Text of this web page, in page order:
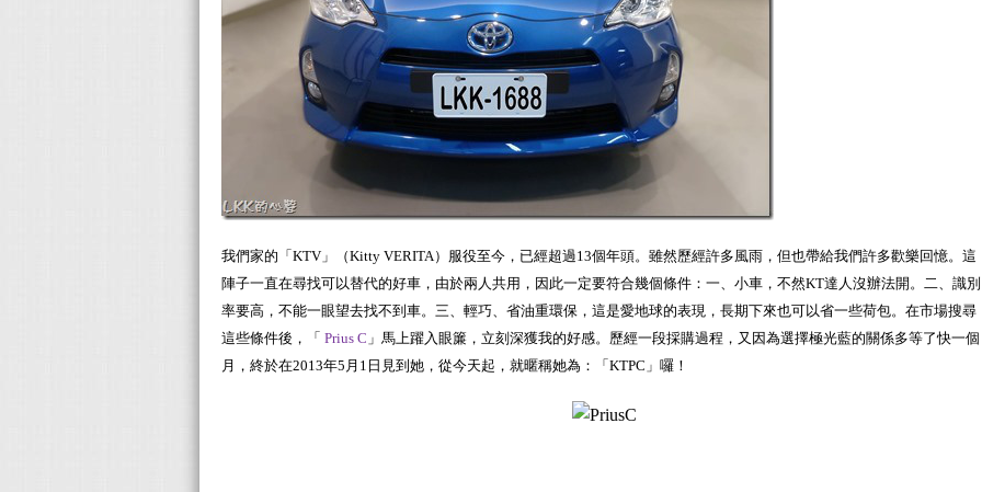
我們家的「KTV」（Kitty VERITA）服役至今，已經超過13個年頭。雖然歷經許多風雨，但也帶給我們許多歡樂回憶。這
陣子一直在尋找可以替代的好車，由於兩人共用，因此一定要符合幾個條件：一、小車，不然KT達人沒辦法開。二、識別
率要高，不能一眼望去找不到車。三、輕巧、省油重環保，這是愛地球的表現，長期下來也可以省一些荷包。在市場搜尋
這些條件後，「 Prius C 」馬上躍入眼簾，立刻深獲我的好感。歷經一段採購過程，又因為選擇極光藍的關係多等了快一個
月，終於在2013年5月1日見到她，從今天起，就暱稱她為：「KTPC」囉！